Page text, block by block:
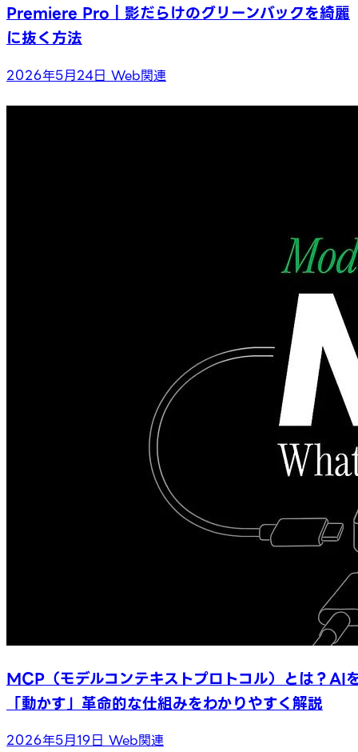
Premiere Pro｜影だらけのグリーンバックを綺麗
に抜く方法
2026年5月24日 Web関連
MCP（モデルコンテキストプロトコル）とは？AI
「動かす」革命的な仕組みをわかりやすく解説
2026年5月19日 Web関連